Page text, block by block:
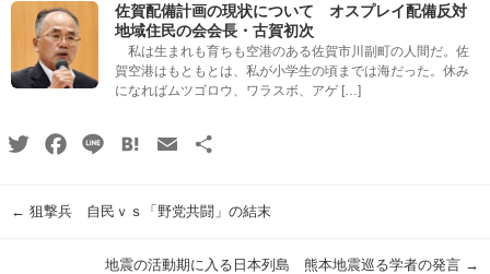
佐賀配備計画の現状について オスプレイ配備反対
地域住民の会会長・古賀初次
私は生まれも育ちも空港のある佐賀市川副町の人間だ。佐
賀空港はもともとは、私が小学生の頃までは海だった。休み
になればムツゴロウ、ワラスボ、アゲ […]
TwitterFacebook
Line HatenaEmail
← 狙撃兵 自民ｖｓ「野党共闘」の結末
地震の活動期に入る日本列島 熊本地震巡る学者の発言 →